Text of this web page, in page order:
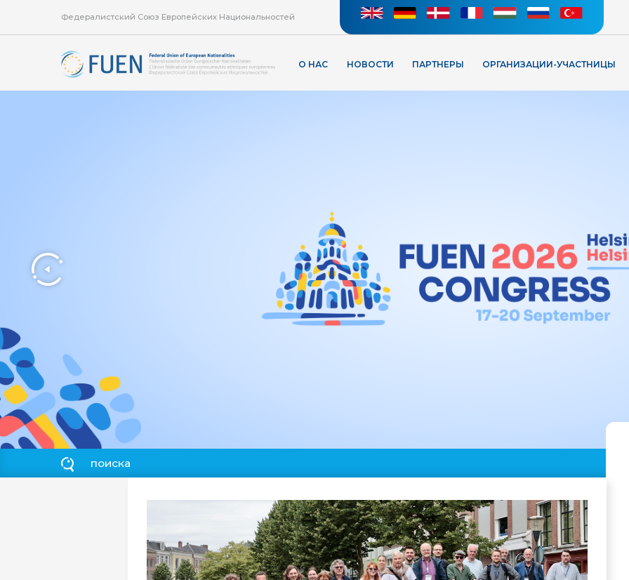
Федералистский Союз Европейских Национальностей
О НАС НОВОСТИ ПАРТНЕРЫ ОРГАНИЗАЦИИ-УЧАСТНИЦЫ